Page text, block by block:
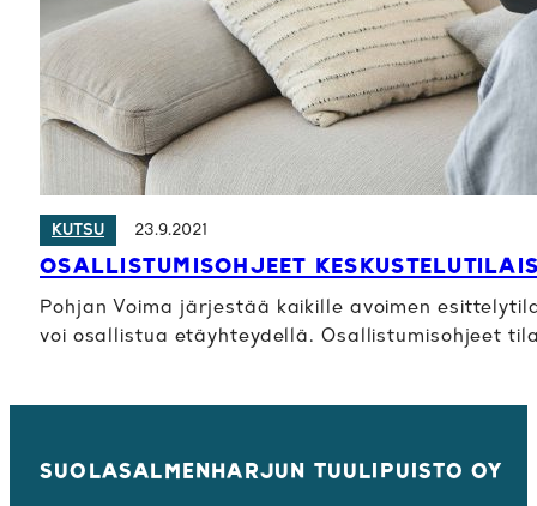
KUTSU 23.9.2021
OSALLISTUMISOHJEET
Pohjan Voima järjestää kaikille avoimen
voi osallistua etäyhteydellä. Osallistumisohjeet
SUOLASALMENHARJUN TUULIPUISTO OY